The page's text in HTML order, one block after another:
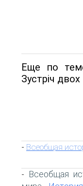
Еще по
Зустріч двох
- Всеобщая
- Всеобщая